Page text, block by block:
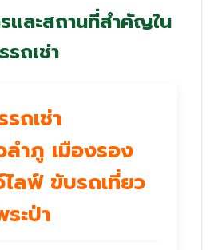
และสถานที่สำคัญใน
รถเช่า
ถเช่า
ำภู เมืองรอง
ลฟ์ ขับรถเที่ยว
ะป่า